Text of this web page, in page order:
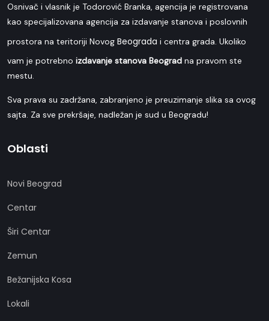
Osnivač i vlasnik je Todorović Branka, agencija je registrovana
kao specijalizovana agencija za izdavanje stanova i poslovnih
prostora na teritoriji Novog Beograda i centra grada. Ukoliko
vam je potrebno izdavanje stanova Beograd na pravom ste
mestu.
Sva prava su zadržana, zabranjeno je preuzimanje slika sa ovog
sajta. Za sve prekršaje, nadležan je sud u Beogradu!
Oblasti
Novi Beograd
Centar
Širi Centar
Zemun
Bežanijska Kosa
Lokali